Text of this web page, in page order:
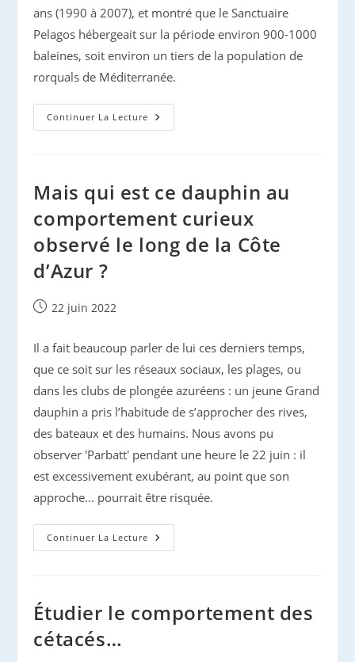
ans (1990 à 2007), et montré que le Sanctuaire
Pelagos hébergeait sur la période environ 900-1000
baleines, soit environ un tiers de la population de
rorquals de Méditerranée.
Continuer La Lecture Rorqual
Commun
Mais qui est ce dauphin au
comportement curieux
observé le long de la Côte
d’Azur ?
Publication
22 juin 2022
Il a fait beaucoup parler de lui ces derniers temps,
que ce soit sur les réseaux sociaux, les plages, ou
dans les clubs de plongée azuréens : un jeune Grand
dauphin a pris l’habitude de s’approcher des rives,
des bateaux et des humains. Nous avons pu
observer 'Parbatt' pendant une heure le 22 juin : il
est excessivement exubérant, au point que son
approche... pourrait être risquée.
Continuer La Lecture Mais
Qui
Comportement
Curieux
Observé
Étudier le comportement des
cétacés…